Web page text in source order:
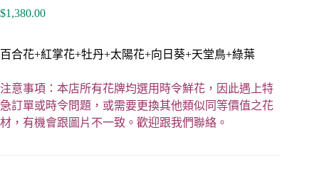
$1,380.00
百合花+紅掌花+牡丹+太陽花+向日葵+天堂鳥+綠葉
注意事項：本店所有花牌均選用時令鮮花，因此遇上特
急訂單或時令問題，或需要更換其他類似同等價值之花
材，有機會跟圖片不一致。歡迎跟我們聯絡。